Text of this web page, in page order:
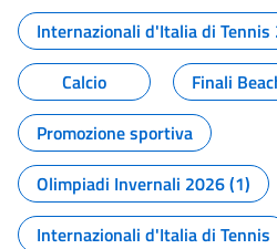
Internazionali d'Italia di Tennis
Calcio
Finali
Promozione sportiva
Olimpiadi Invernali 2026 (1)
Internazionali d'Italia di Tennis